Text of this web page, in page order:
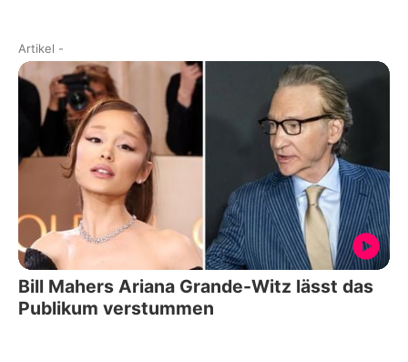
Artikel -
Bill Mahers Ariana Grande-Witz lässt das
Publikum verstummen